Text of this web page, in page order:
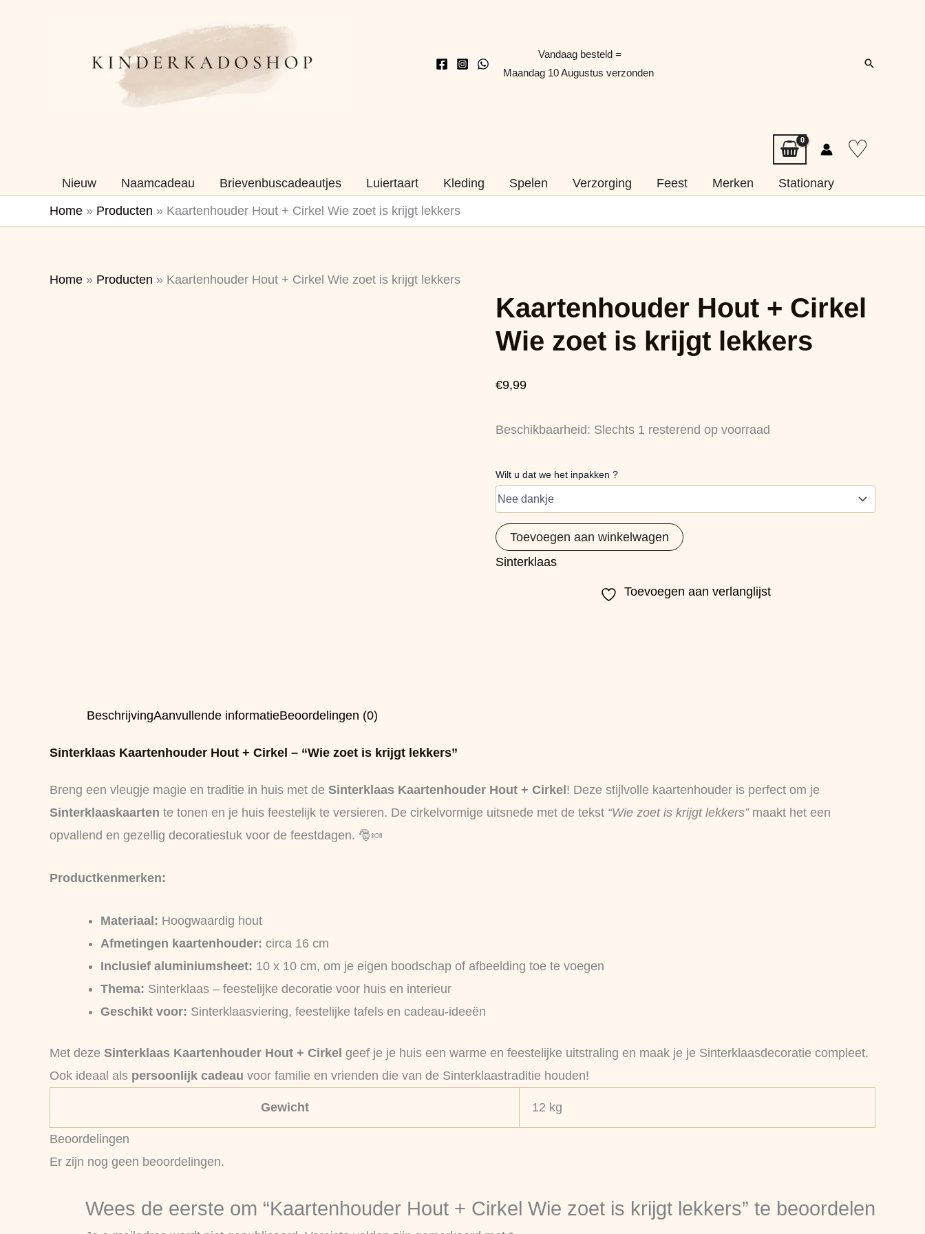
Vandaag besteld =
Maandag 10 Augustus verzonden
Zoeken
♡
Nieuw Naamcadeau Brievenbuscadeautjes Luiertaart Kleding Spelen Verzorging Feest Merken
Stationary
Home » Producten » Kaartenhouder Hout + Cirkel Wie zoet is krijgt lekkers
Home » Producten » Kaartenhouder Hout + Cirkel Wie zoet is krijgt lekkers
Kaartenhouder Hout + Cirkel
Wie zoet is krijgt lekkers
€9,99
Beschikbaarheid: Slechts 1 resterend op voorraad
Wilt u dat we het inpakken ?
Cirkel
Wie
zoet
lekkers
Toevoegen aan winkelwagen
Sinterklaas
Toevoegen aan verlanglijst
BeschrijvingAanvullende informatieBeoordelingen (0)
Sinterklaas Kaartenhouder Hout + Cirkel – “Wie zoet is krijgt lekkers”
Breng een vleugje magie en traditie in huis met de Sinterklaas Kaartenhouder Hout + Cirkel ! Deze stijlvolle kaartenhouder is perfect om je
Sinterklaaskaarten te tonen en je huis feestelijk te versieren. De cirkelvormige uitsnede met de tekst “Wie zoet is krijgt lekkers”maakt het een
opvallend en gezellig decoratiestuk voor de feestdagen. 🎅🍬
Productkenmerken:
Materiaal: Hoogwaardig hout
Afmetingen kaartenhouder: circa 16 cm
Inclusief aluminiumsheet: 10 x 10 cm, om je eigen boodschap of afbeelding toe te voegen
Thema: Sinterklaas – feestelijke decoratie voor huis en interieur
Geschikt voor: Sinterklaasviering, feestelijke tafels en cadeau-ideeën
Met deze Sinterklaas Kaartenhouder Hout + Cirkel geef je je huis een warme en feestelijke uitstraling en maak je je Sinterklaasdecoratie compleet.
Ook ideaal als persoonlijk cadeau voor familie en vrienden die van de Sinterklaastraditie houden!
Gewicht 12 kg
Beoordelingen
Er zijn nog geen beoordelingen.
Wees de eerste om “Kaartenhouder Hout + Cirkel Wie zoet is krijgt lekkers” te beoordelen